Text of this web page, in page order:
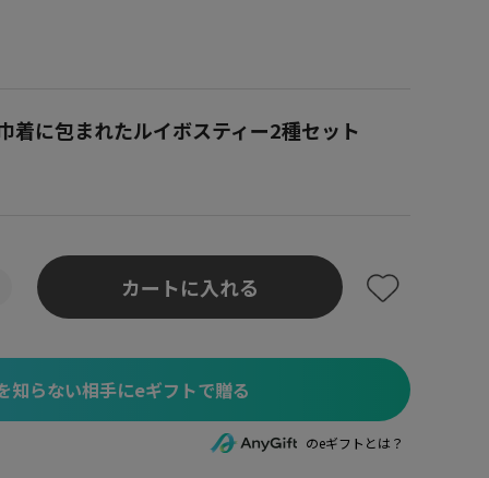
着に包まれたルイボスティー2種セット
カートに入れる
知らない相手にeギフトで贈る
のeギフトとは？